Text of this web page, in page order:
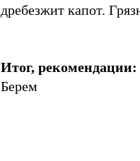
дребезжит капот.
Итог, рекомендации:
Берем